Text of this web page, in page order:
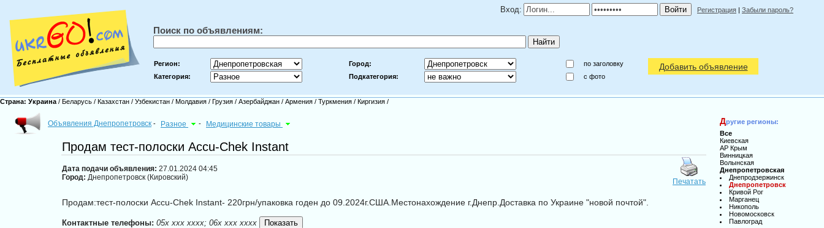
Вход: Регистрация | Забыли пароль?
Поиск по объявлениям:
Регион: Город:
по заголовку
Категория:
Подкатегория: c фото
Добавить объявление
Страна: Украина / Беларусь / Казахстан / Узбекистан / Молдавия / Грузия / Азербайджан / Армения / Туркмения / Киргизия /
Объявления Днепропетровск - Разное - Медицинские товары
Продам тест-полоски Accu-Chek Instant
Дата подачи объявления: 27.01.2024 04:45
Город: Днепропетровск (Кировский) Печатать
Продам:тест-полоски Accu-Chek Instant- 220грн/упаковка годен до 09.2024г.США.Местонахождение г.Днепр.Доставка по Украине "новой почтой".
Контактные телефоны: 05x xxx xxxx; 06x xxx xxxx
Другие регионы:
Все
Киевская
АР Крым
Винницкая
Волынская
Днепропетровская
Днепродзержинск
Днепропетровск
Кривой Рог
Марганец
Никополь
Новомосковск
Павлоград